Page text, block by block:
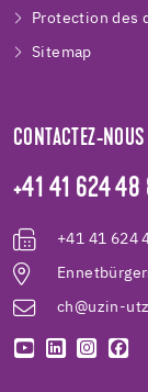
Protection des
Sitemap
CONTACTEZ-NOUS
+41 41 624 48
+41 41 624
ch@uzin-